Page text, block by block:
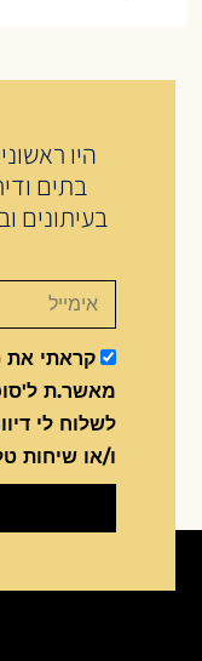
היו
בתים
בעיתונים
קראתי את
מאשר.ת
לשלוח לי
ו/או שיחות